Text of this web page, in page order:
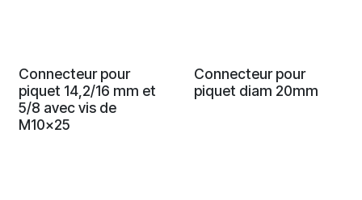
Connecteur pour
piquet 14,2/16 mm et
5/8 avec vis de
M10x25
Connecteur pour
piquet diam 20mm